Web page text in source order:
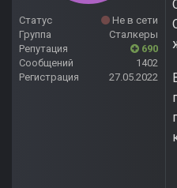
Статус
Не в сети
Группа
Сталкеры
Репутация
690
Сообщений
1402
Регистрация
27.05.2022